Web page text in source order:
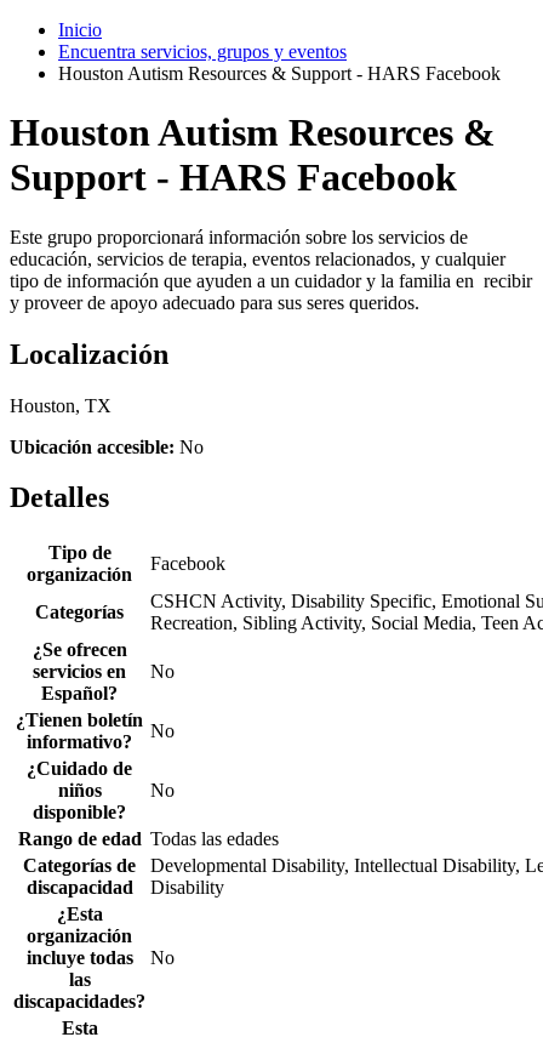
Inicio
Encuentra servicios, grupos y eventos
Houston Autism Resources & Support - HARS Facebook
Houston Autism Resources &
Support - HARS Facebook
Este grupo proporcionará información sobre los servicios de
educación, servicios de terapia, eventos relacionados, y cualquier
tipo de información que ayuden a un cuidador y la familia en recibir
y proveer de apoyo adecuado para sus seres queridos.
Localización
Houston, TX
Ubicación accesible: No
Detalles
Tipo de
organización
Facebook
Categorías
CSHCN Activity, Disability Specific, Emotional
Recreation, Sibling Activity, Social Media, Teen
¿Se ofrecen
servicios en
Español?
No
¿Tienen boletín
informativo?
No
¿Cuidado de
niños
disponible?
No
Rango de edad Todas las edades
Categorías de
discapacidad
Developmental Disability, Intellectual Disability,
Disability
¿Esta
organización
incluye todas
las
discapacidades?
No
Esta